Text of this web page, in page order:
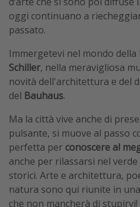
oggi continuano a
passato.
Immergetevi nel mondo
Schiller, nella meravigliosa
novità dell'architettura e del
del Bauhaus.
Ma la città vive anche di
pulsante, si muove al passo
perfetta per conoscere al
anche per rilassarsi nel
storici. Arte e architettura,
natura sono qui riunite in
che non mancherà di stupirvi!